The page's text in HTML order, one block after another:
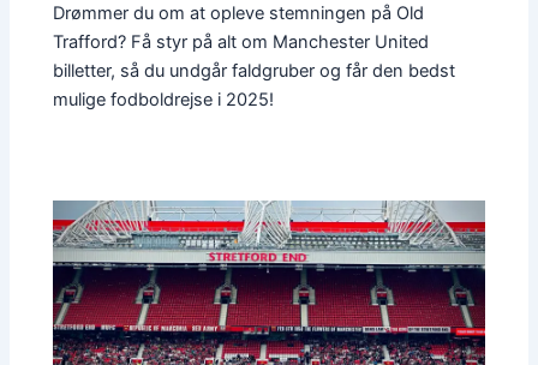
Drømmer du om at opleve stemningen på Old
Trafford? Få styr på alt om Manchester United
billetter, så du undgår faldgruber og får den bedst
mulige fodboldrejse i 2025!